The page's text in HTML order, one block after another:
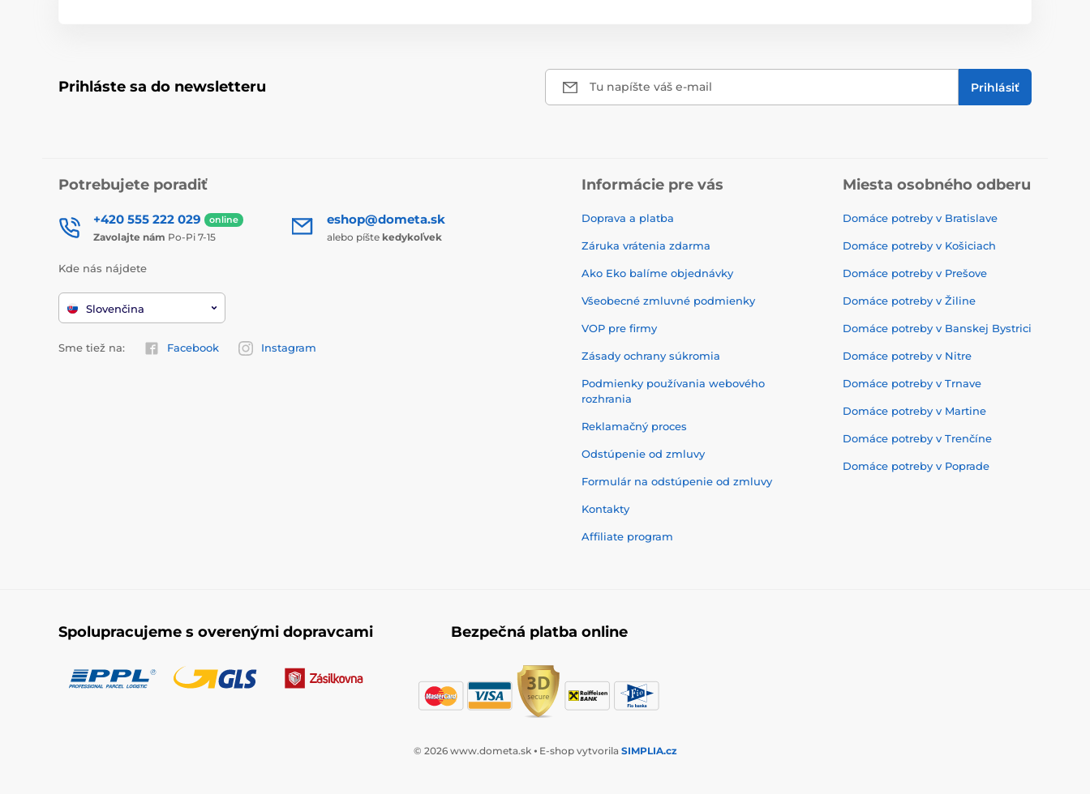
Prihláste sa do newsletteru Tu napíšte váš e-mail Prihlásiť
Potrebujete poradiť
+420 555 222 029 online
Zavolajte nám Po-Pi 7-15
eshop@dometa.sk
alebo píšte kedykoľvek
Kde nás nájdete
Slovenčina
Sme tiež na: Facebook Instagram
Informácie pre vás
Doprava a platba
Záruka vrátenia zdarma
Ako Eko balíme objednávky
Všeobecné zmluvné podmienky
VOP pre firmy
Zásady ochrany súkromia
Podmienky používania webového
rozhrania
Reklamačný proces
Odstúpenie od zmluvy
Formulár na odstúpenie od zmluvy
Kontakty
Affiliate program
Miesta osobného odberu
Domáce potreby v Bratislave
Domáce potreby v Košiciach
Domáce potreby v Prešove
Domáce potreby v Žiline
Domáce potreby v Banskej Bystrici
Domáce potreby v Nitre
Domáce potreby v Trnave
Domáce potreby v Martine
Domáce potreby v Trenčíne
Domáce potreby v Poprade
Spolupracujeme s overenými dopravcami Bezpečná platba online
© 2026 www.dometa.sk ⦁ E-shop vytvorila SIMPLIA.cz